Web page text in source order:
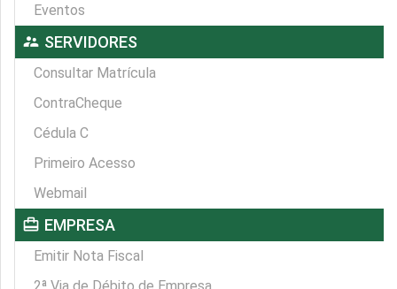
Eventos
supervisor_account SERVIDORES
Consultar Matrícula
ContraCheque
Cédula C
Primeiro Acesso
Webmail
card_travel EMPRESA
Emitir Nota Fiscal
2ª Via de Débito de Empresa